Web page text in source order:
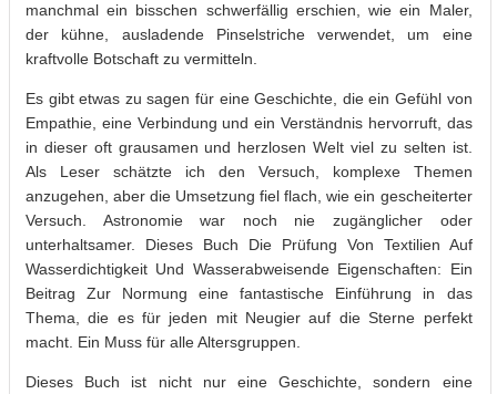
manchmal ein bisschen schwerfällig erschien, wie ein Maler,
der kühne, ausladende Pinselstriche verwendet, um eine
kraftvolle Botschaft zu vermitteln.
Es gibt etwas zu sagen für eine Geschichte, die ein Gefühl von
Empathie, eine Verbindung und ein Verständnis hervorruft, das
in dieser oft grausamen und herzlosen Welt viel zu selten ist.
Als Leser schätzte ich den Versuch, komplexe Themen
anzugehen, aber die Umsetzung fiel flach, wie ein gescheiterter
Versuch. Astronomie war noch nie zugänglicher oder
unterhaltsamer. Dieses Buch Die Prüfung Von Textilien Auf
Wasserdichtigkeit Und Wasserabweisende Eigenschaften: Ein
Beitrag Zur Normung eine fantastische Einführung in das
Thema, die es für jeden mit Neugier auf die Sterne perfekt
macht. Ein Muss für alle Altersgruppen.
Dieses Buch ist nicht nur eine Geschichte, sondern eine